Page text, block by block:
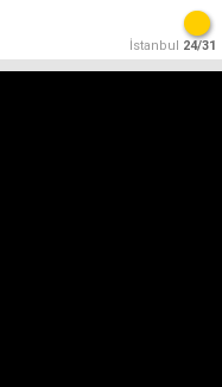
İstanbul 24/31